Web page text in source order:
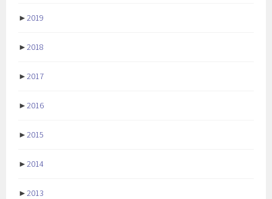
►2019
►2018
►2017
►2016
►2015
►2014
►2013